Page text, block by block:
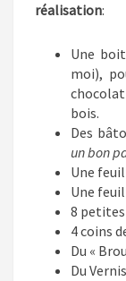
réalisation:
Une
moi),
bois.
Des
un bon
Une
Une
8 petites
4 coins
Du «
Du